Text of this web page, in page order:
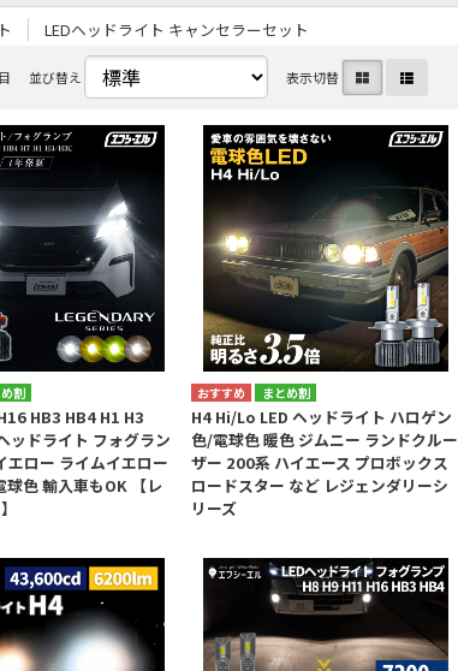
LEDヘッドライト キャンセラーセット
並び替え 表示切替
割
HB3 HB4 H1 H3
ッドライト フォグラン
エロー ライムイエロー
球色 輸入車もOK 【レ
まとめ割
H4 Hi/Lo LED ヘッドライト ハロゲン
色/電球色 暖色 ジムニー ランドクルー
ザー 200系 ハイエース プロボックス
ロードスター など レジェンダリーシ
リーズ